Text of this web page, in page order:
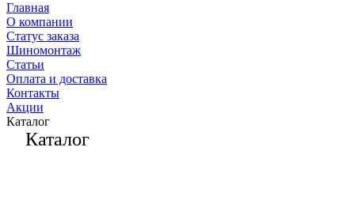
Главная
О компании
Статус заказа
Шиномонтаж
Статьи
Оплата и доставка
Контакты
Акции
Каталог
Каталог